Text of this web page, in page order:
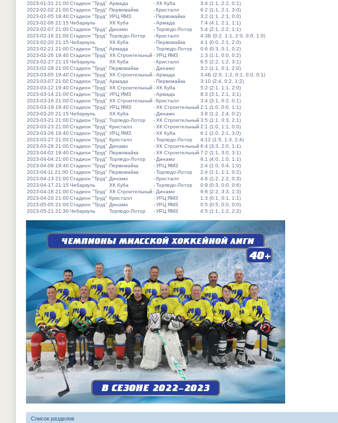
2023-01-31 21:00Стадион "Труд" Армада -ХК Куба
3:4 (1:1, 2:2, 0:1)
2023-02-02 21:00Стадион "Труд" Первомайка -Кристалл
6:2 (1:1, 2:1, 3:0)
2023-02-05 19:40Стадион "Труд" УРЦ ЯМЗ -Первомайка
3:2 (1:1, 2:1, 0:0)
2023-02-06 21:15 Чебаркуль ХК Куба -Армада
7:4 (4:1, 2:1, 1:1)
2023-02-07 21:00Стадион "Труд" Динамо -Торпедо-Лотор
5:4 (2:1, 2:2, 1:1)
2023-02-16 21:00Стадион "Труд" Торпедо-Лотор -Кристалл
4:3Б (0:2, 1:1, 2:0, 0:0, 1:0)
2023-02-20 21:15 Чебаркуль ХК Куба -Первомайка
4:1 (0:0, 2:1, 2:0)
2023-02-21 21:00Стадион "Труд" Армада -Торпедо-Лотор
0:6 (0:3, 0:1, 0:2)
2023-02-26 19:40Стадион "Труд" ХК Строительный -УРЦ ЯМЗ
1:3 (1:1, 0:0, 0:2)
2023-02-27 21:15 Чебаркуль ХК Куба -Кристалл
6:5 (2:2, 1:2, 3:1)
2023-02-28 21:00Стадион "Труд" Первомайка - Динамо
3:2 (1:1, 0:1, 2:0)
2023-03-05 19:40Стадион "Труд" ХК Строительный -Армада
3:4Б (2:0, 1:2, 0:1, 0:0, 0:1)
2023-03-07 21:00Стадион "Труд" Армада -Первомайка
3:10 (2:4, 0:2, 1:2)
2023-03-12 19:40Стадион "Труд" ХК Строительный -ХК Куба
5:2 (2:1, 1:1, 2:0)
2023-03-14 21:00Стадион "Труд" УРЦ ЯМЗ -Армада
8:3 (3:1, 2:1, 3:1)
2023-03-16 21:00Стадион "Труд" ХК Строительный -Кристалл
3:4 (3:1, 0:2, 0:1)
2023-03-19 19:40Стадион "Труд" УРЦ ЯМЗ -ХК Строительный 2:1 (1:0, 0:0, 1:1)
2023-03-20 21:15 Чебаркуль ХК Куба - Динамо
3:8 (1:2, 2:4, 0:2)
2023-03-21 21:00Стадион "Труд" Торпедо-Лотор -ХК Строительный 3:5 (1:1, 0:3, 2:1)
2023-03-23 21:00Стадион "Труд" Кристалл -ХК Строительный 2:1 (1:0, 1:1, 0:0)
2023-03-26 19:40Стадион "Труд" УРЦ ЯМЗ -ХК Куба
6:1 (1:0, 2:1, 3:0)
2023-03-27 21:00Стадион "Труд" Кристалл -Торпедо-Лотор
4:12 (1:5, 1:3, 2:4)
2023-03-28 21:00Стадион "Труд" Динамо -ХК Строительный 6:4 (3:3, 2:0, 1:1)
2023-04-02 19:40Стадион "Труд" Первомайка -ХК Строительный 7:2 (1:1, 3:0, 3:1)
2023-04-04 21:00Стадион "Труд" Торпедо-Лотор - Динамо
6:1 (4:0, 1:0, 1:1)
2023-04-09 19:40Стадион "Труд" Первомайка -УРЦ ЯМЗ
2:4 (1:0, 0:4, 1:0)
2023-04-11 21:00 Стадион "Труд" Первомайка -Торпедо-Лотор
2:4 (1:1, 1:1, 0:2)
2023-04-13 21:00Стадион "Труд" Динамо -Кристалл
4:6 (1:2, 2:2, 0:3)
2023-04-17 21:15 Чебаркуль ХК Куба -Торпедо-Лотор
0:9 (0:3, 0:0, 0:6)
2023-04-18 21:00Стадион "Труд" ХК Строительный - Динамо
6:8 (2:2, 3:3, 1:3)
2023-04-20 21:00Стадион "Труд" Кристалл -УРЦ ЯМЗ
1:3 (0:1, 0:1, 1:1)
2023-05-05 21:00Стадион "Труд" Динамо -УРЦ ЯМЗ
0:5 (0:5, 0:0, 0:0)
2023-05-21 21:30Чебаркуль Торпедо-Лотор -УРЦ ЯМЗ 4:5 (1:1, 1:2, 2:2)
Список разделов